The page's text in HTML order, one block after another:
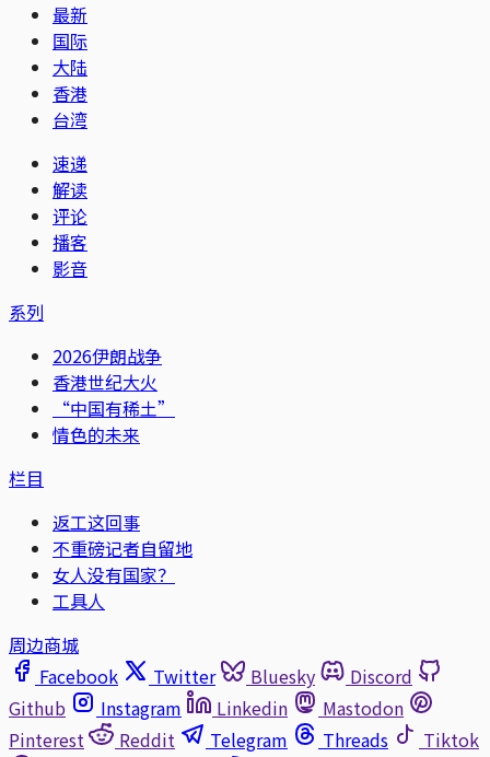
最新
国际
大陆
香港
台湾
速递
解读
评论
播客
影音
系列
2026伊朗战争
香港世纪大火
“中国有稀土”
情色的未来
栏目
返工这回事
不重磅记者自留地
女人没有国家？
工具人
周边商城
Facebook
Twitter Bluesky
Discord
Github
Instagram Linkedin
Mastodon
Pinterest
Reddit Telegram Threads
Tiktok